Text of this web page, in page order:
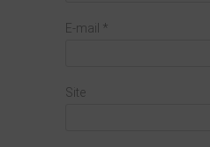
E-mail *
Site